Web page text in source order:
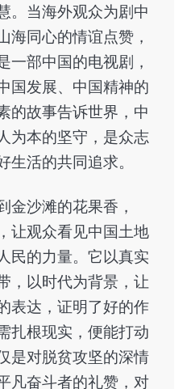
。当海外观众为剧中
海同心的情谊点赞，
一部中国的电视剧，
国发展、中国精神的
的故事告诉世界，中
为本的坚守，是众志
活的共同追求。
金沙滩的花果香，
让观众看见中国土地
民的力量。它以真实
，以时代为背景，让
表达，证明了好的作
扎根现实，便能打动
是对脱贫攻坚的深情
凡奋斗者的礼赞，对